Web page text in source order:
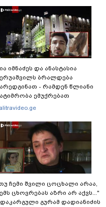
იმნაძეს და ანასტასია
ბრალდება
- რამდენ წლიანი
ემუქრებათ
არასრულწლოვნებს?
ჩემი შვილი ცოცხალი არაა,
ცხოვრებას აზრი არ აქვს..."
გურამ დადიანიძის